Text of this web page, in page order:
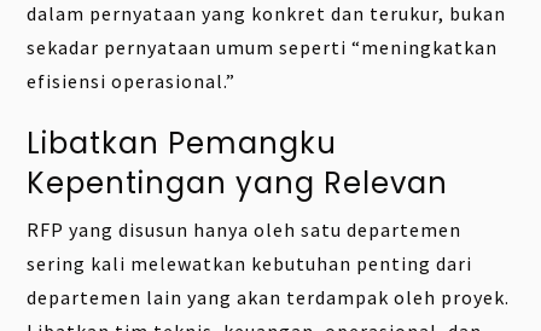
dalam pernyataan yang konkret dan terukur, bukan
sekadar pernyataan umum seperti “meningkatkan
efisiensi operasional.”
Libatkan Pemangku
Kepentingan yang Relevan
RFP yang disusun hanya oleh satu departemen
sering kali melewatkan kebutuhan penting dari
departemen lain yang akan terdampak oleh proyek.